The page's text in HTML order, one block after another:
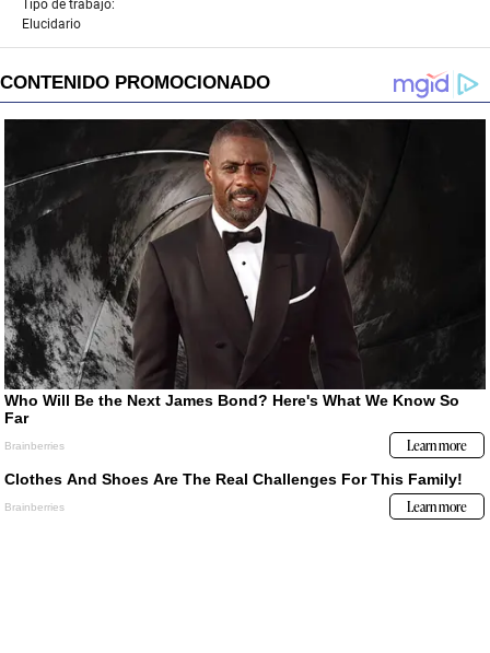
Tipo de trabajo:
Elucidario